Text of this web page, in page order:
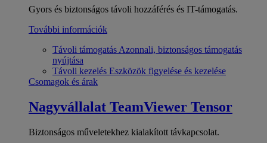
Gyors és biztonságos távoli hozzáférés és IT-támogatás.
További információk
Távoli támogatás Azonnali, biztonságos támogatás
nyújtása
Távoli kezelés Eszközök figyelése és kezelése
Csomagok és árak
Nagyvállalat TeamViewer Tensor
Biztonságos műveletekhez kialakított távkapcsolat.